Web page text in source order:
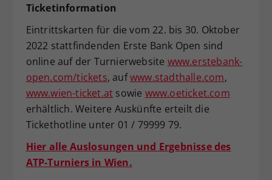
Ticketinformation
Eintrittskarten für die vom 22. bis 30. Oktober
2022 stattfindenden Erste Bank Open sind
online auf der Turnierwebsite www.erstebank-
open.com/tickets, aufwww.stadthalle.com,
www.wien-ticket.at sowie www.oeticket.com
erhältlich. Weitere Auskünfte erteilt die
Tickethotline unter 01 / 79999 79.
Hier alle Auslosungen und Ergebnisse des
ATP-Turniers in Wien.